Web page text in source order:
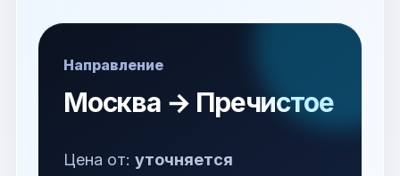
Направление
Москва → Пречистое
Цена от: уточняется